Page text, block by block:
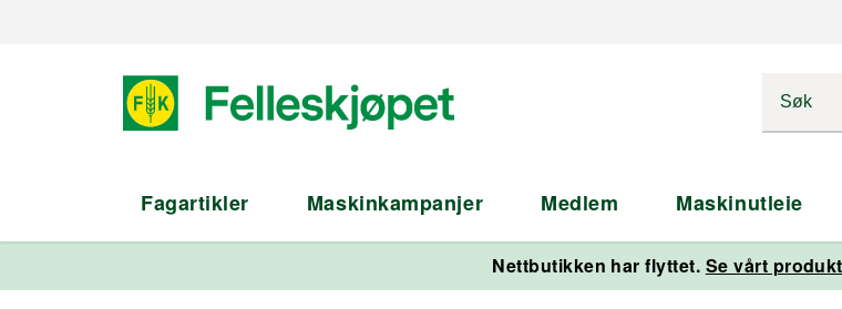
Fagartikler Maskinkampanjer Medlem Maskinutleie
Nettbutikken har flyttet. Se vårt